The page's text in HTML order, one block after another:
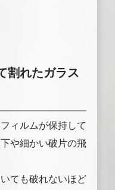
割れたガラス
ィルムが保持して
や細かい破片の飛
ても破れないほど